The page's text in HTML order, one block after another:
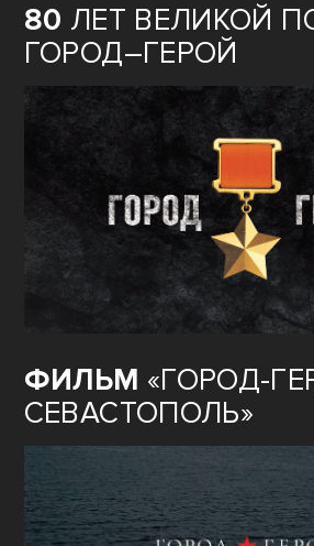
80 ЛЕТ ВЕЛИКОЙ
ГОРОД–ГЕРОЙ
ФИЛЬМ «ГОРОД-
СЕВАСТОПОЛЬ»